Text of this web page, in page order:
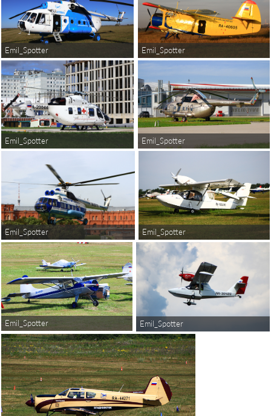
Emil_Spotter Emil_Spotter
Emil_Spotter Emil_Spotter
Emil_Spotter Emil_Spotter
Emil_Spotter Emil_Spotter